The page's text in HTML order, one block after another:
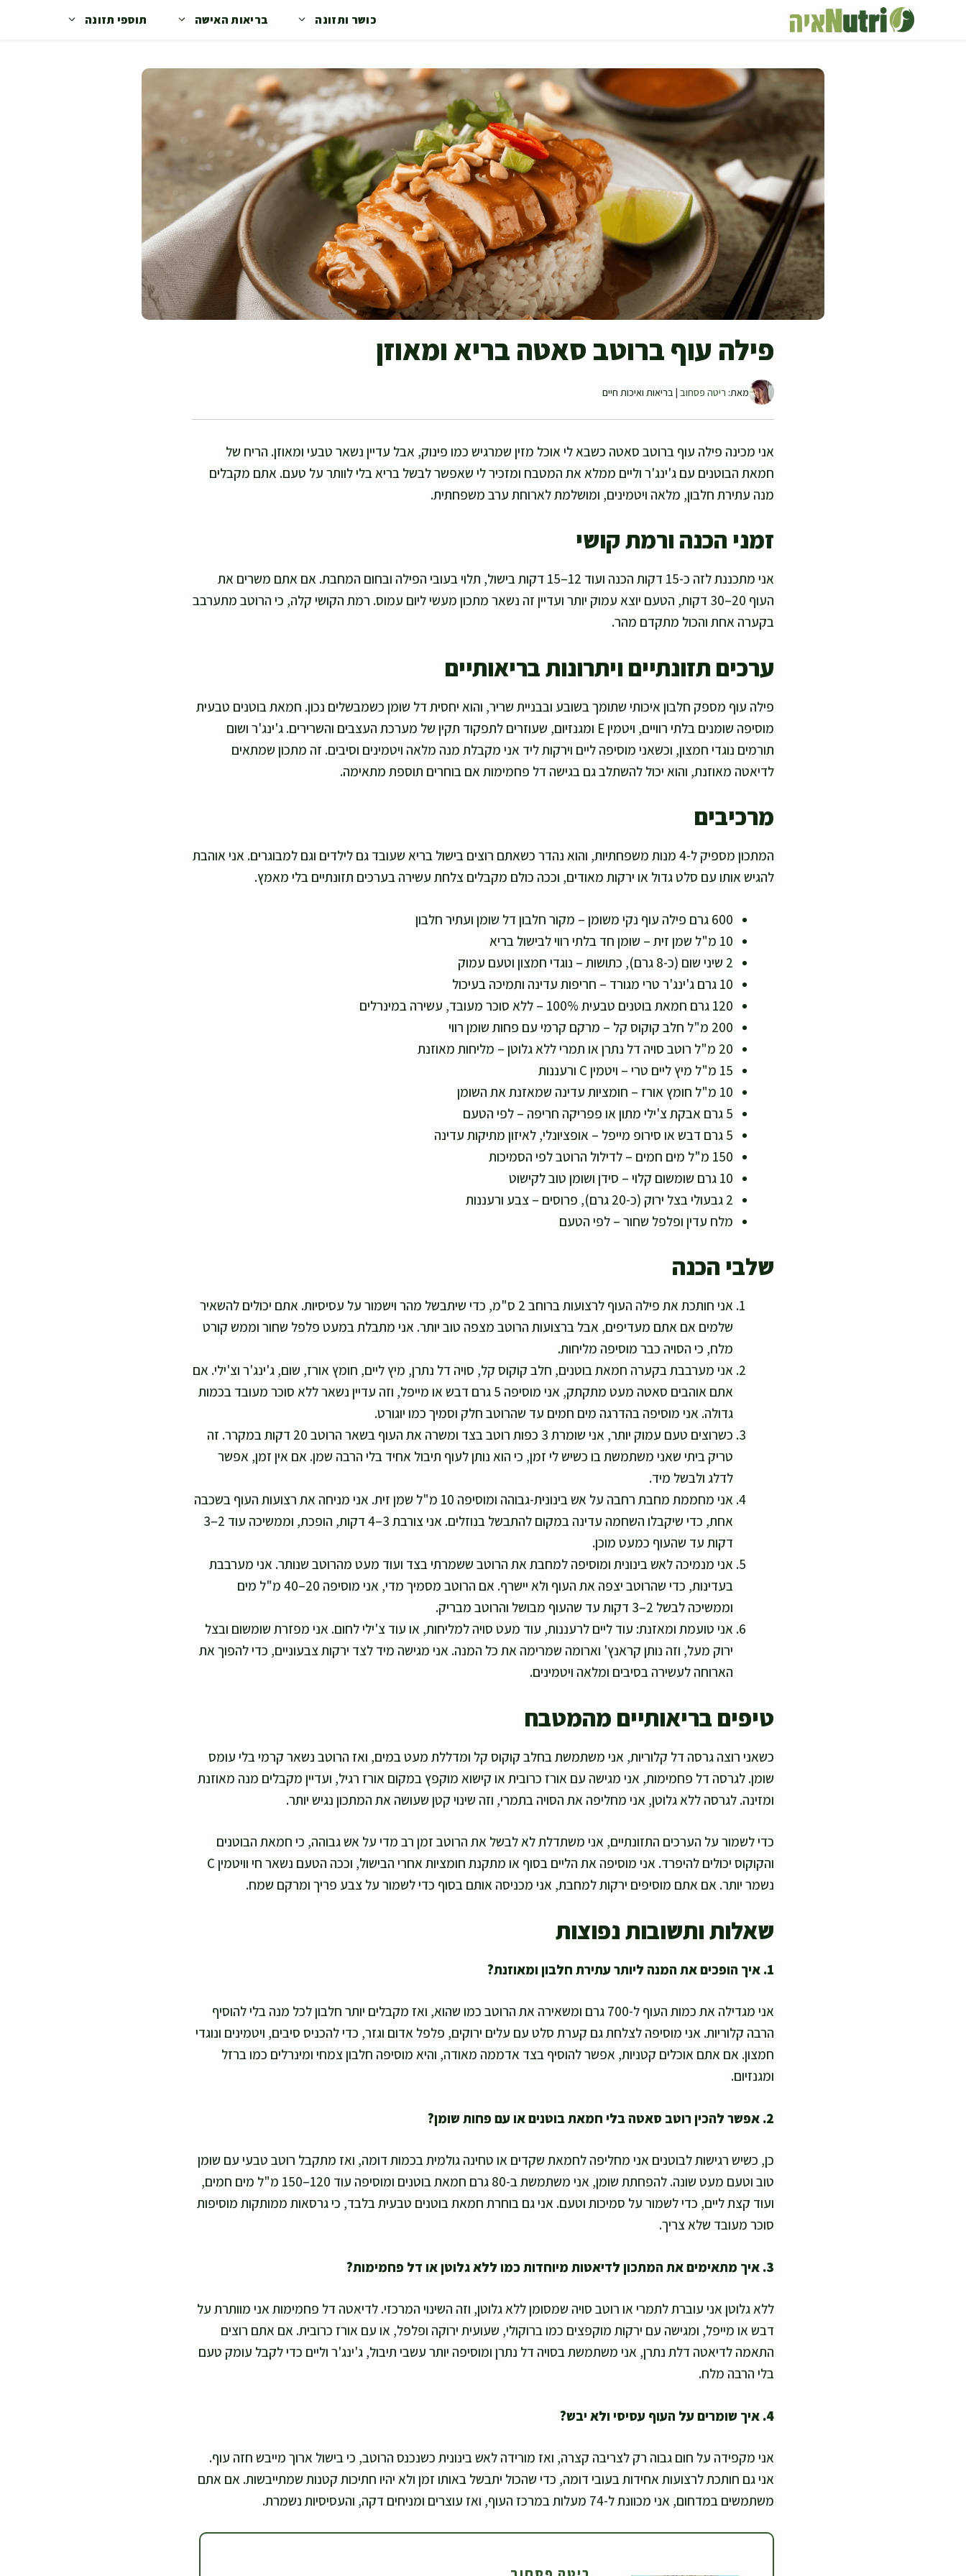
כושר ותזונה בריאות האישה תוספי תזונה
פילה עוף ברוטב סאטה בריא ומאוזן
מאת: ריטה פסחוב | בריאות ואיכות חיים
אני מכינה פילה עוף ברוטב סאטה כשבא לי אוכל מזין שמרגיש כמו פינוק, אבל עדיין נשאר טבעי ומאוזן. הריח של
חמאת הבוטנים עם ג'ינג'ר וליים ממלא את המטבח ומזכיר לי שאפשר לבשל בריא בלי לוותר על טעם. אתם מקבלים
מנה עתירת חלבון, מלאה ויטמינים, ומושלמת לארוחת ערב משפחתית.
זמני הכנה ורמת קושי
אני מתכננת לזה כ-15 דקות הכנה ועוד 12–15 דקות בישול, תלוי בעובי הפילה ובחום המחבת. אם אתם משרים את
העוף 20–30 דקות, הטעם יוצא עמוק יותר ועדיין זה נשאר מתכון מעשי ליום עמוס. רמת הקושי קלה, כי הרוטב מתערבב
בקערה אחת והכול מתקדם מהר.
ערכים תזונתיים ויתרונות בריאותיים
פילה עוף מספק חלבון איכותי שתומך בשובע ובבניית שריר, והוא יחסית דל שומן כשמבשלים נכון. חמאת בוטנים טבעית
מוסיפה שומנים בלתי רוויים, ויטמין E ומגנזיום, שעוזרים לתפקוד תקין של מערכת העצבים והשרירים. ג'ינג'ר ושום
תורמים נוגדי חמצון, וכשאני מוסיפה ליים וירקות ליד אני מקבלת מנה מלאה ויטמינים וסיבים. זה מתכון שמתאים
לדיאטה מאוזנת, והוא יכול להשתלב גם בגישה דל פחמימות אם בוחרים תוספת מתאימה.
מרכיבים
המתכון מספיק ל-4 מנות משפחתיות, והוא נהדר כשאתם רוצים בישול בריא שעובד גם לילדים וגם למבוגרים. אני אוהבת
להגיש אותו עם סלט גדול או ירקות מאודים, וככה כולם מקבלים צלחת עשירה בערכים תזונתיים בלי מאמץ.
600 גרם פילה עוף נקי משומן – מקור חלבון דל שומן ועתיר חלבון
10 מ"ל שמן זית – שומן חד בלתי רווי לבישול בריא
2 שיני שום (כ-8 גרם), כתושות – נוגדי חמצון וטעם עמוק
10 גרם ג'ינג'ר טרי מגורד – חריפות עדינה ותמיכה בעיכול
120 גרם חמאת בוטנים טבעית 100% – ללא סוכר מעובד, עשירה במינרלים
200 מ"ל חלב קוקוס קל – מרקם קרמי עם פחות שומן רווי
20 מ"ל רוטב סויה דל נתרן או תמרי ללא גלוטן – מליחות מאוזנת
15 מ"ל מיץ ליים טרי – ויטמין C ורעננות
10 מ"ל חומץ אורז – חומציות עדינה שמאזנת את השומן
5 גרם אבקת צ'ילי מתון או פפריקה חריפה – לפי הטעם
5 גרם דבש או סירופ מייפל – אופציונלי, לאיזון מתיקות עדינה
150 מ"ל מים חמים – לדילול הרוטב לפי הסמיכות
10 גרם שומשום קלוי – סידן ושומן טוב לקישוט
2 גבעולי בצל ירוק (כ-20 גרם), פרוסים – צבע ורעננות
מלח עדין ופלפל שחור – לפי הטעם
שלבי הכנה
אני חותכת את פילה העוף לרצועות ברוחב 2 ס"מ, כדי שיתבשל מהר וישמור על עסיסיות. אתם יכולים להשאיר
שלמים אם אתם מעדיפים, אבל ברצועות הרוטב מצפה טוב יותר. אני מתבלת במעט פלפל שחור וממש קורט
מלח, כי הסויה כבר מוסיפה מליחות.
אני מערבבת בקערה חמאת בוטנים, חלב קוקוס קל, סויה דל נתרן, מיץ ליים, חומץ אורז, שום, ג'ינג'ר וצ'ילי. אם
אתם אוהבים סאטה מעט מתקתק, אני מוסיפה 5 גרם דבש או מייפל, וזה עדיין נשאר ללא סוכר מעובד בכמות
גדולה. אני מוסיפה בהדרגה מים חמים עד שהרוטב חלק וסמיך כמו יוגורט.
כשרוצים טעם עמוק יותר, אני שומרת 3 כפות רוטב בצד ומשרה את העוף בשאר הרוטב 20 דקות במקרר. זה
טריק ביתי שאני משתמשת בו כשיש לי זמן, כי הוא נותן לעוף תיבול אחיד בלי הרבה שמן. אם אין זמן, אפשר
לדלג ולבשל מיד.
אני מחממת מחבת רחבה על אש בינונית-גבוהה ומוסיפה 10 מ"ל שמן זית. אני מניחה את רצועות העוף בשכבה
אחת, כדי שיקבלו השחמה עדינה במקום להתבשל בנוזלים. אני צורבת 3–4 דקות, הופכת, וממשיכה עוד 2–3
דקות עד שהעוף כמעט מוכן.
אני מנמיכה לאש בינונית ומוסיפה למחבת את הרוטב ששמרתי בצד ועוד מעט מהרוטב שנותר. אני מערבבת
בעדינות, כדי שהרוטב יצפה את העוף ולא יישרף. אם הרוטב מסמיך מדי, אני מוסיפה 20–40 מ"ל מים
וממשיכה לבשל 2–3 דקות עד שהעוף מבושל והרוטב מבריק.
אני טועמת ומאזנת: עוד ליים לרעננות, עוד מעט סויה למליחות, או עוד צ'ילי לחום. אני מפזרת שומשום ובצל
ירוק מעל, וזה נותן קראנץ' וארומה שמרימה את כל המנה. אני מגישה מיד לצד ירקות צבעוניים, כדי להפוך את
הארוחה לעשירה בסיבים ומלאה ויטמינים.
טיפים בריאותיים מהמטבח
כשאני רוצה גרסה דל קלוריות, אני משתמשת בחלב קוקוס קל ומדללת מעט במים, ואז הרוטב נשאר קרמי בלי עומס
שומן. לגרסה דל פחמימות, אני מגישה עם אורז כרובית או קישוא מוקפץ במקום אורז רגיל, ועדיין מקבלים מנה מאוזנת
ומזינה. לגרסה ללא גלוטן, אני מחליפה את הסויה בתמרי, וזה שינוי קטן שעושה את המתכון נגיש יותר.
כדי לשמור על הערכים התזונתיים, אני משתדלת לא לבשל את הרוטב זמן רב מדי על אש גבוהה, כי חמאת הבוטנים
והקוקוס יכולים להיפרד. אני מוסיפה את הליים בסוף או מתקנת חומציות אחרי הבישול, וככה הטעם נשאר חי וויטמין C
נשמר יותר. אם אתם מוסיפים ירקות למחבת, אני מכניסה אותם בסוף כדי לשמור על צבע פריך ומרקם שמח.
שאלות ותשובות נפוצות
1. איך הופכים את המנה ליותר עתירת חלבון ומאוזנת?
אני מגדילה את כמות העוף ל-700 גרם ומשאירה את הרוטב כמו שהוא, ואז מקבלים יותר חלבון לכל מנה בלי להוסיף
הרבה קלוריות. אני מוסיפה לצלחת גם קערת סלט עם עלים ירוקים, פלפל אדום וגזר, כדי להכניס סיבים, ויטמינים ונוגדי
חמצון. אם אתם אוכלים קטניות, אפשר להוסיף בצד אדממה מאודה, והיא מוסיפה חלבון צמחי ומינרלים כמו ברזל
ומגנזיום.
2. אפשר להכין רוטב סאטה בלי חמאת בוטנים או עם פחות שומן?
כן, כשיש רגישות לבוטנים אני מחליפה לחמאת שקדים או טחינה גולמית בכמות דומה, ואז מתקבל רוטב טבעי עם שומן
טוב וטעם מעט שונה. להפחתת שומן, אני משתמשת ב-80 גרם חמאת בוטנים ומוסיפה עוד 120–150 מ"ל מים חמים,
ועוד קצת ליים, כדי לשמור על סמיכות וטעם. אני גם בוחרת חמאת בוטנים טבעית בלבד, כי גרסאות ממותקות מוסיפות
סוכר מעובד שלא צריך.
3. איך מתאימים את המתכון לדיאטות מיוחדות כמו ללא גלוטן או דל פחמימות?
ללא גלוטן אני עוברת לתמרי או רוטב סויה שמסומן ללא גלוטן, וזה השינוי המרכזי. לדיאטה דל פחמימות אני מוותרת על
דבש או מייפל, ומגישה עם ירקות מוקפצים כמו ברוקולי, שעועית ירוקה ופלפל, או עם אורז כרובית. אם אתם רוצים
התאמה לדיאטה דלת נתרן, אני משתמשת בסויה דל נתרן ומוסיפה יותר עשבי תיבול, ג'ינג'ר וליים כדי לקבל עומק טעם
בלי הרבה מלח.
4. איך שומרים על העוף עסיסי ולא יבש?
אני מקפידה על חום גבוה רק לצריבה קצרה, ואז מורידה לאש בינונית כשנכנס הרוטב, כי בישול ארוך מייבש חזה עוף.
אני גם חותכת לרצועות אחידות בעובי דומה, כדי שהכול יתבשל באותו זמן ולא יהיו חתיכות קטנות שמתייבשות. אם אתם
משתמשים במדחום, אני מכוונת ל-74 מעלות במרכז העוף, ואז עוצרים ומניחים דקה, והעסיסיות נשמרת.